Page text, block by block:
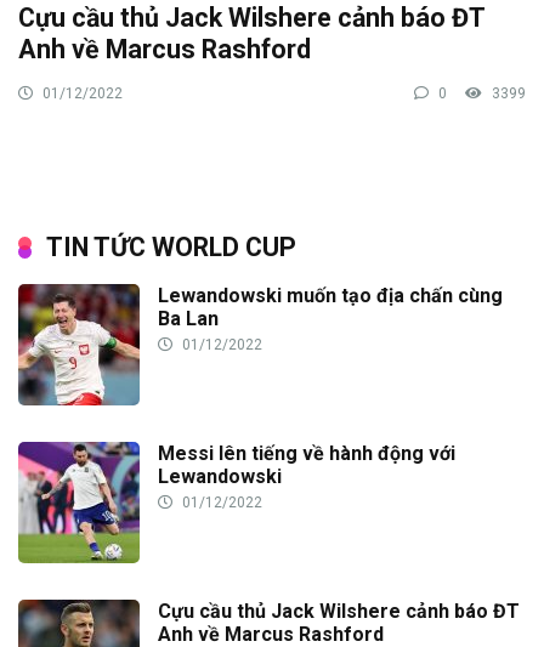
Cựu cầu thủ Jack Wilshere cảnh báo ĐT
Anh về Marcus Rashford
01/12/2022 0 3399
TIN TỨC WORLD CUP
Lewandowski muốn tạo địa chấn cùng
Ba Lan
01/12/2022
Messi lên tiếng về hành động với
Lewandowski
01/12/2022
Cựu cầu thủ Jack Wilshere cảnh báo ĐT
Anh về Marcus Rashford